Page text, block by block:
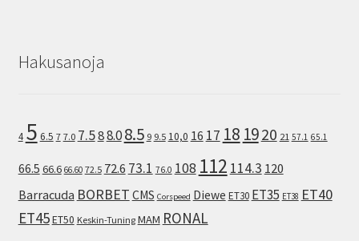
Hakusanoja
4 5 6.5 7 7.0 7.588.08.5 9 9.5 10,0 16 17 18 1920 21 57.1 65.1
66.5 66.6 66.60 72.5 72.6 73.1 76.0 108 112 114.3 120
Barracuda BORBET CMS Corspeed Diewe ET30 ET35 ET38 ET40
ET45ET50 Keskin-Tuning MAM RONAL